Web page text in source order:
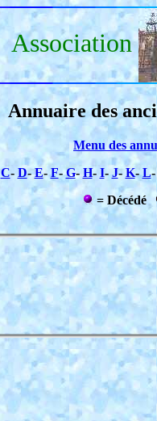
Association
Annuaire des
Menu des
C- D-E-F-G- H- I-J- K-L
= Décédé